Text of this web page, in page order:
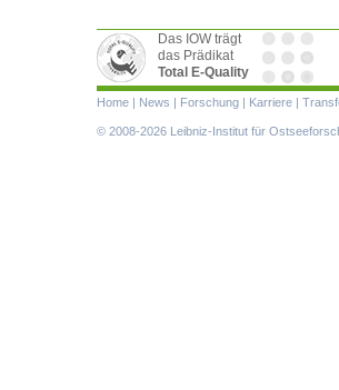
Das IOW trägt
das Prädikat
Total E-Quality
Navigation
überspringen
Home | News | Forschung | Karriere |
© 2008-2026 Leibniz-Institut für